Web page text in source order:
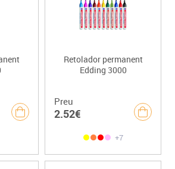
Retolador permanent
Edding 3000
Preu
2.52€
+7